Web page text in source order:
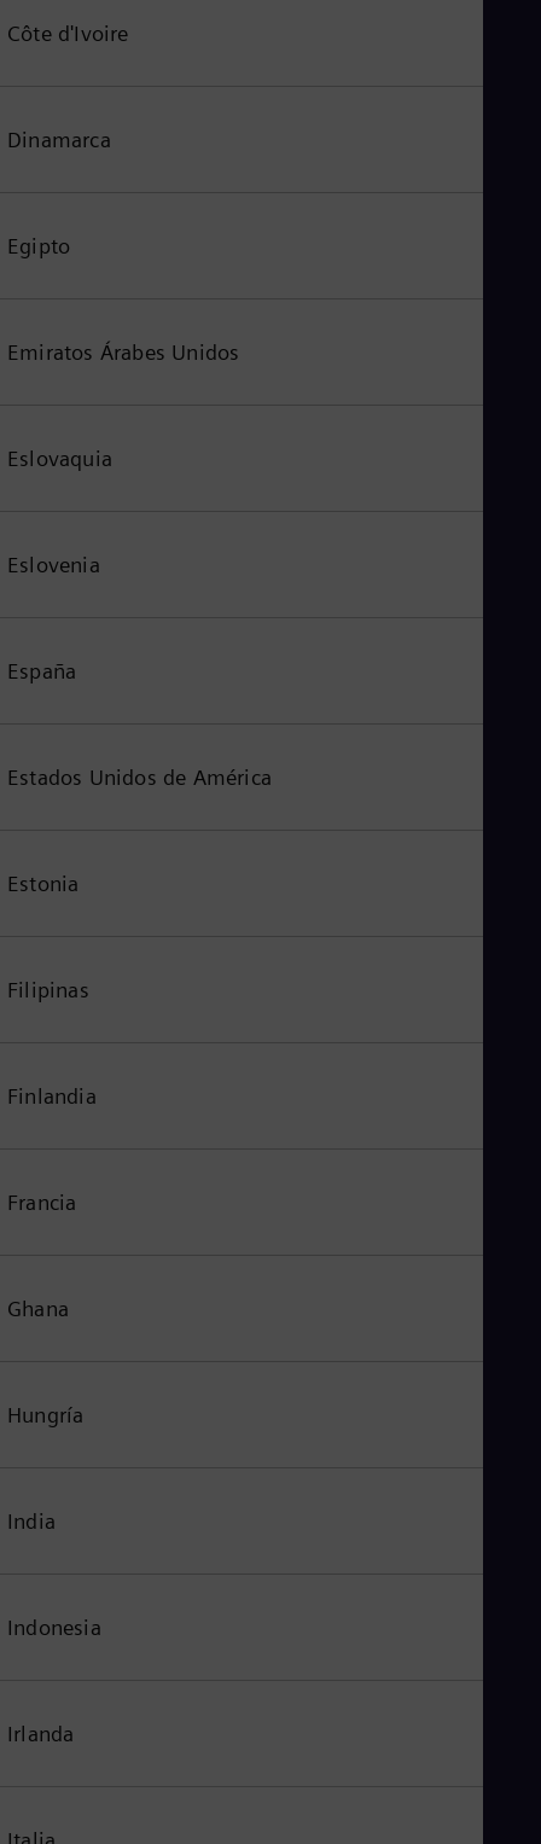
Côte d'Ivoire
Dinamarca
Egipto
Emiratos Árabes Unidos
Eslovaquia
Eslovenia
España
Estados Unidos de América
Estonia
Filipinas
Finlandia
Francia
Ghana
Hungría
India
Indonesia
Irlanda